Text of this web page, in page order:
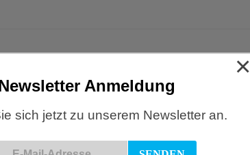
Anmeldung
sich jetzt zu unserem Newsletter an.
×